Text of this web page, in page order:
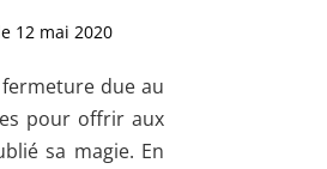
12 mai 2020
due au
pour offrir aux
sa magie. En